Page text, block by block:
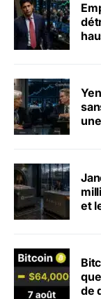
et
de